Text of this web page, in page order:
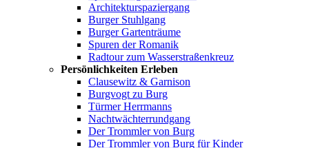
Architekturspaziergang
Burger Stuhlgang
Burger Gartenträume
Spuren der Romanik
Radtour zum Wasserstraßenkreuz
Persönlichkeiten Erleben
Clausewitz & Garnison
Burgvogt zu Burg
Türmer Herrmanns
Nachtwächterrundgang
Der Trommler von Burg
Der Trommler von Burg für Kinder